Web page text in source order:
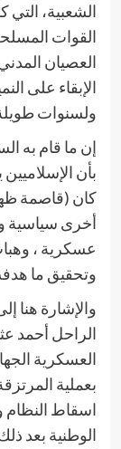
الشعبية، التي
القوات
العصيان
الإبقاء على
ولسنوات
إن ما قام به
بأن
كان (قاصمة
أخرى سياسية
عسكرية ،
وتحقيق ما
والإشارة هنا
بعملية
اسقاط النظام
الوطنية بعد